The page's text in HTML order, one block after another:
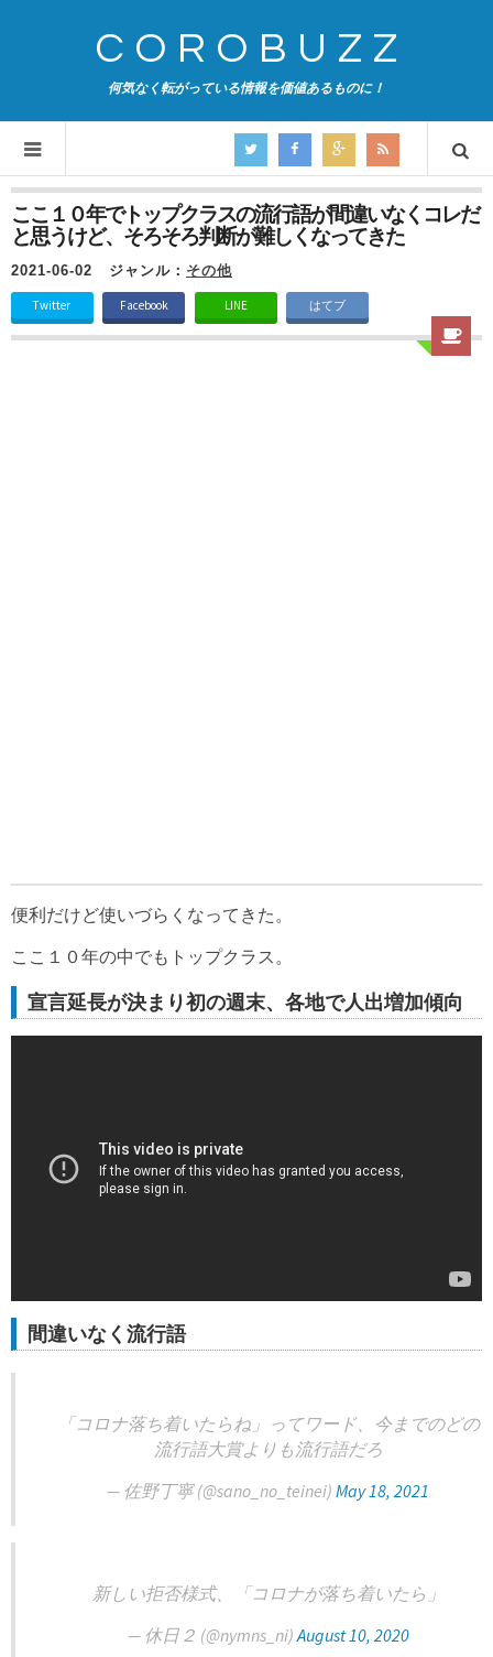
COROBUZZ
何気なく転がっている情報を価値あるものに！
ここ１０年でトップクラスの流行語が間違いなくコレだ
と思うけど、そろそろ判断が難しくなってきた
2021-06-02 ジャンル： その他
Twitter Facebook LINE はてブ
便利だけど使いづらくなってきた。
ここ１０年の中でもトップクラス。
宣言延長が決まり初の週末、各地で人出増加傾向
間違いなく流行語
「コロナ落ち着いたらね」ってワード、今までのどの
流行語大賞よりも流行語だろ
— 佐野丁寧 (@sano_no_teinei) May 18, 2021
新しい拒否様式、「コロナが落ち着いたら」
— 休日２ (@nymns_ni)August 10, 2020